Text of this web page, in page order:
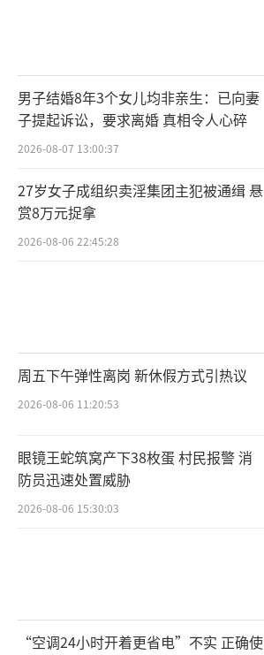
男子结婚8年3个女儿均非亲生：已向妻
子提起诉讼，要求离婚 真相令人心碎
2026-08-07 13:00:37
27岁女子成组织卖淫集团主犯被通缉 悬
赏8万元捉拿
2026-08-06 22:45:28
周五下午弹性离岗 新休假方式引热议
2026-08-06 11:20:53
眼镜王蛇筑窝产下38枚蛋 村民报警 消
防员迅速处置威胁
2026-08-06 15:30:03
“空调24小时开着更省电”不实 正确使